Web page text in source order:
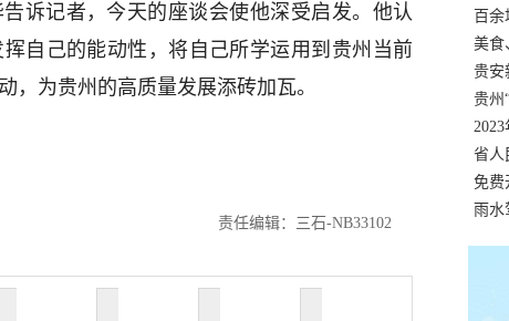
诉记者，今天的座谈会使他深受启发。他认
自己的能动性，将自己所学运用到贵州当前
，为贵州的高质量发展添砖加瓦。
责任编辑：三石-NB33102
温
百
正式
美食
两减
贵安
贵州
名额
色工
省人
资工
免费
展，
雨水